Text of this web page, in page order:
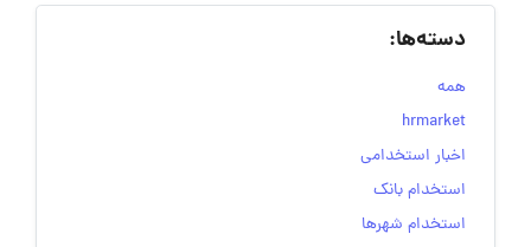
دسته‌ها:
همه
hrmarket
اخبار استخدامی
استخدام بانک
استخدام شهرها